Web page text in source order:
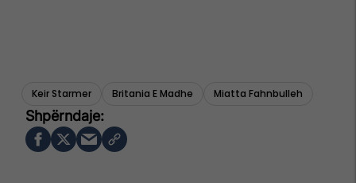
Keir Starmer Britania E Madhe Miatta Fahnbulleh